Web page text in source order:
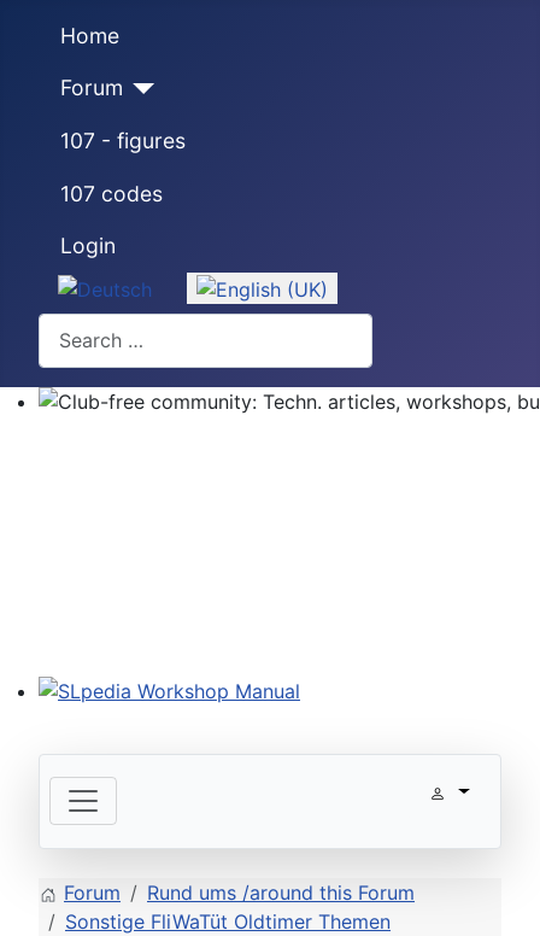
Home
Forum
107 - figures
107 codes
Login
Select your language
Search
Forum
Rund ums /around this Forum
Sonstige FliWaTüt Oldtimer Themen